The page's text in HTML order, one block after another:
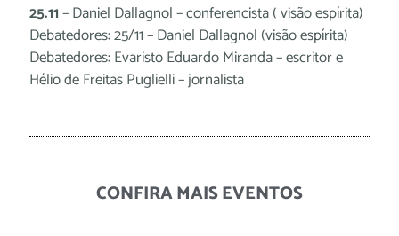
25.11– Daniel Dallagnol – conferencista ( visão espírita)
Debatedores: 25/11 – Daniel Dallagnol (visão espírita)
Debatedores: Evaristo Eduardo Miranda – escritor e
Hélio de Freitas Puglielli – jornalista
CONFIRA MAIS EVENTOS